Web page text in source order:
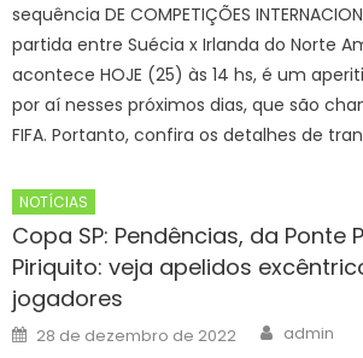
sequência DE COMPETIÇÕES
partida entre Suécia x Irlanda do Norte
acontece HOJE (25) às 14 hs, é um
por aí nesses próximos dias, que são
FIFA. Portanto, confira os detalhes de
NOTÍCIAS
Copa SP: Pendências, da Ponte
Piriquito: veja apelidos
jogadores
Posted
on
28 de dezembro de 2022 Author
admin